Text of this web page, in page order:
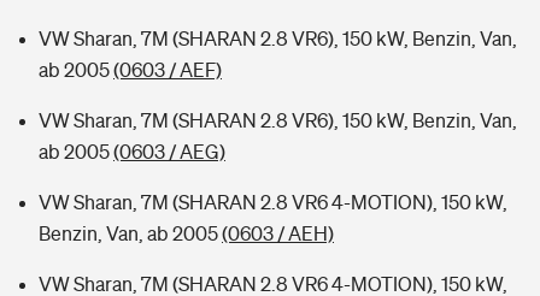
VW Sharan, 7M (SHARAN 2.8 VR6), 150 kW, Benzin, Van,
ab 2005(0603 / AEF)
VW Sharan, 7M (SHARAN 2.8 VR6), 150 kW, Benzin, Van,
ab 2005(0603 / AEG)
VW Sharan, 7M (SHARAN 2.8 VR6 4-MOTION), 150 kW,
Benzin, Van, ab 2005(0603 / AEH)
VW Sharan, 7M (SHARAN 2.8 VR6 4-MOTION), 150 kW,